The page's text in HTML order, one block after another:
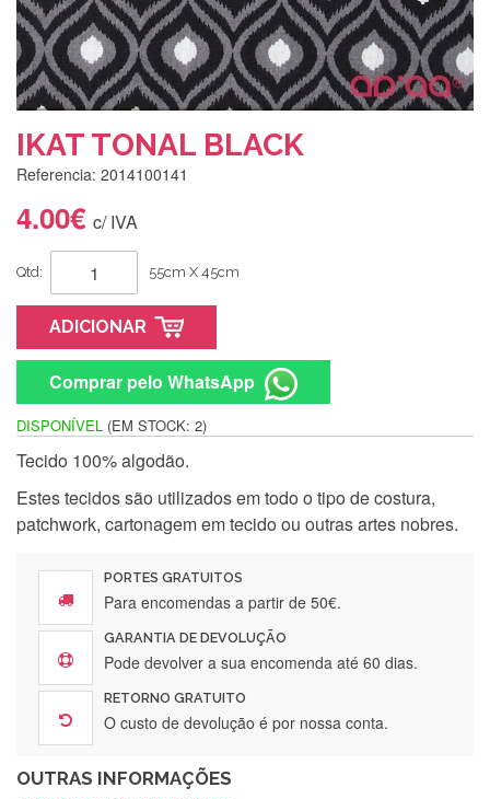
IKAT TONAL BLACK
Referencia: 2014100141
4.00€ c/ IVA
Qtd: 55cm X 45cm
ADICIONAR
Comprar pelo WhatsApp
DISPONÍVEL (EM STOCK: 2)
Tecido 100% algodão.
Estes tecidos são utilizados em todo o tipo de costura,
patchwork, cartonagem em tecido ou outras artes nobres.
PORTES GRATUITOS
Para encomendas a partir de 50€.
GARANTIA DE DEVOLUÇÃO
Pode devolver a sua encomenda até 60 dias.
RETORNO GRATUITO
O custo de devolução é por nossa conta.
OUTRAS INFORMAÇÕES